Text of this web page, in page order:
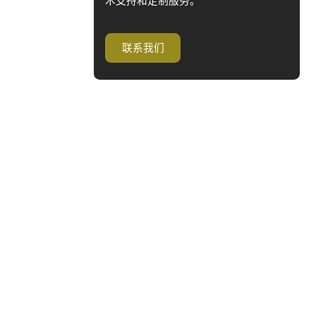
联系我们